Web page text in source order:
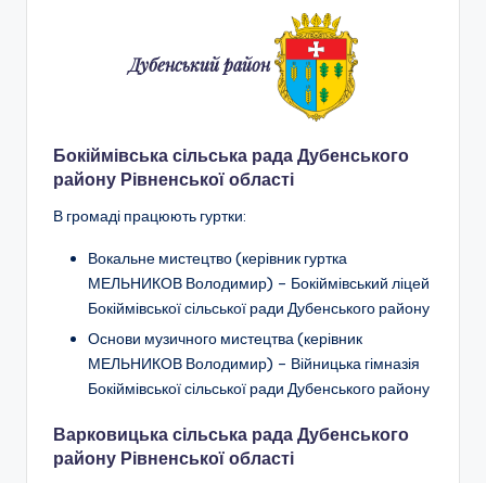
Дубенський район
Бокіймівська сільська рада Дубенського
району Рівненської області
В громаді працюють гуртки:
Вокальне мистецтво (керівник гуртка
МЕЛЬНИКОВ Володимир) – Бокіймівський ліцей
Бокіймівської сільської ради Дубенського району
Основи музичного мистецтва (керівник
МЕЛЬНИКОВ Володимир) – Війницька гімназія
Бокіймівської сільської ради Дубенського району
Варковицька сільська рада Дубенського
району Рівненської області